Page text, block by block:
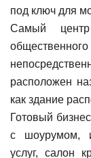
под ключ для
Самый центр
расположен
как здание
Готовый
с шоурумом,
услуг, салон